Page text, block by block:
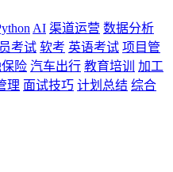
AI 渠道运营 数据分析
考试 软考 英语考试 项目管
险 汽车出行 教育培训
加工
理 面试技巧 计划总结 综合